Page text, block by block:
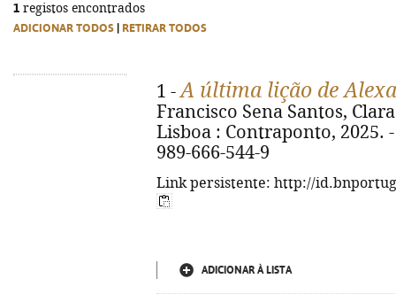
1 registos encontrados
ADICIONAR TODOS RETIRAR TODOS
1 -A última lição de
Francisco Sena Santos,
Lisboa : Contraponto, 2025.
989-666-544-9
Link persistente: http://
ADICIONAR À LISTA